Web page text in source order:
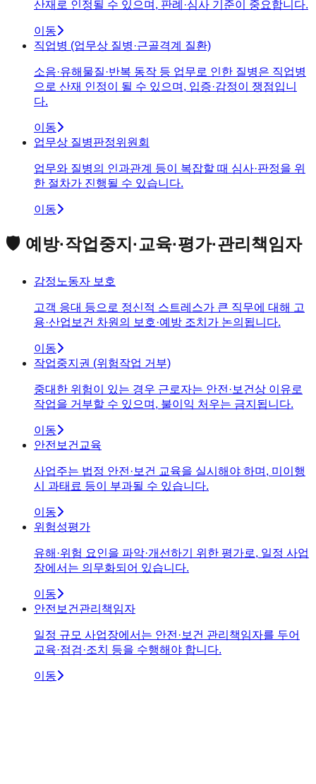
산재로 인정될 수 있으며, 판례·심사 기준이 중요합니다.
이동
직업병 (업무상 질병·근골격계 질환)
소음·유해물질·반복 동작 등 업무로 인한 질병은 직업병
으로 산재 인정이 될 수 있으며, 입증·감정이 쟁점입니
다.
이동
업무상 질병판정위원회
업무와 질병의 인과관계 등이 복잡할 때 심사·판정을 위
한 절차가 진행될 수 있습니다.
이동
🛡️ 예방·작업중지·교육·평가·관리책임자
감정노동자 보호
고객 응대 등으로 정신적 스트레스가 큰 직무에 대해 고
용·산업보건 차원의 보호·예방 조치가 논의됩니다.
이동
작업중지권 (위험작업 거부)
중대한 위험이 있는 경우 근로자는 안전·보건상 이유로
작업을 거부할 수 있으며, 불이익 처우는 금지됩니다.
이동
안전보건교육
사업주는 법정 안전·보건 교육을 실시해야 하며, 미이행
시 과태료 등이 부과될 수 있습니다.
이동
위험성평가
유해·위험 요인을 파악·개선하기 위한 평가로, 일정 사업
장에서는 의무화되어 있습니다.
이동
안전보건관리책임자
일정 규모 사업장에서는 안전·보건 관리책임자를 두어
교육·점검·조치 등을 수행해야 합니다.
이동